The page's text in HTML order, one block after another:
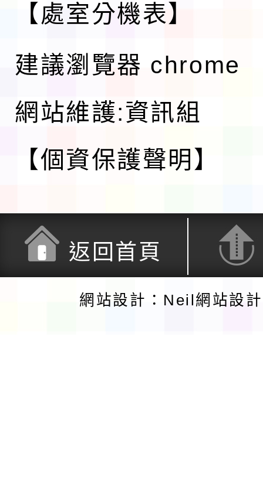
【處室分機表】
建議瀏覽器 chrome
網站維護:資訊組
【個資保護聲明】
返回首頁
網站設計：Neil網站設